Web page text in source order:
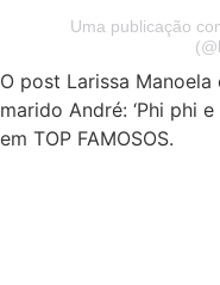
Uma publicação
O post Larissa
marido André: ‘Phi phi
em TOP FAMOSOS.